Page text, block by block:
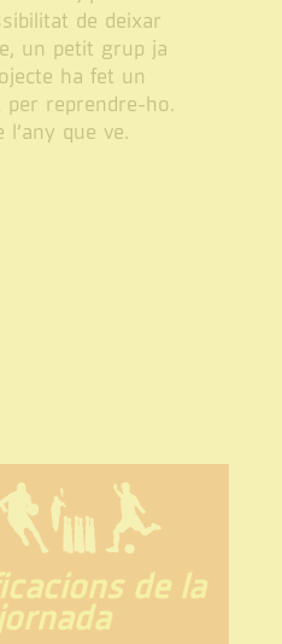
de deixar
un petit grup ja
ha fet un
per reprendre-ho.
l’any que ve.
de la